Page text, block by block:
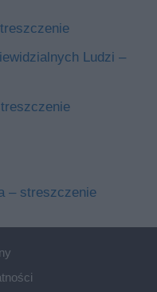
Ludzi –
– streszczenie